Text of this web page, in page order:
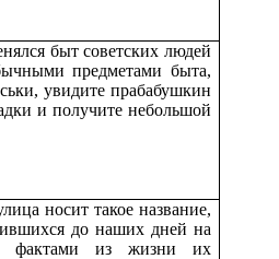
быт советских людей
предметами быта,
увидите прабабушкин
и получите небольшой
носит такое название,
до наших дней на
фактами из жизни их